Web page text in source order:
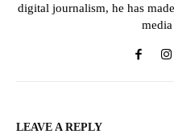
digital journalism, he has
LEAVE A REPLY